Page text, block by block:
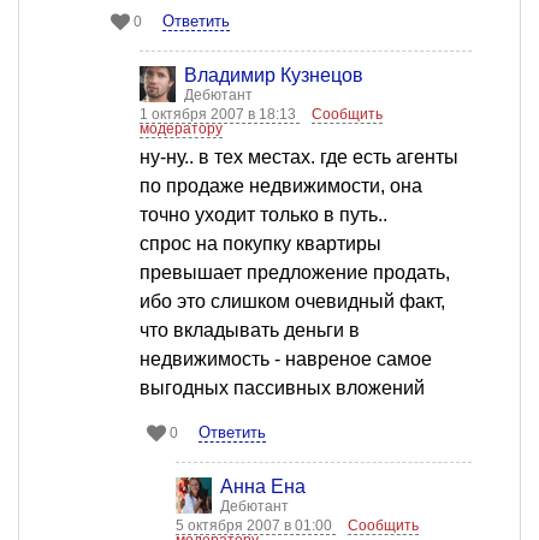
0 Ответить
Владимир Кузнецов
Дебютант
1 октября 2007 в 18:13
Сообщить
модератору
ну-ну.. в тех местах. где есть агенты
по продаже недвижимости, она
точно уходит только в путь..
спрос на покупку квартиры
превышает предложение продать,
ибо это слишком очевидный факт,
что вкладывать деньги в
недвижимость - навреное самое
выгодных пассивных вложений
0 Ответить
Анна Ена
Дебютант
5 октября 2007 в 01:00
Сообщить